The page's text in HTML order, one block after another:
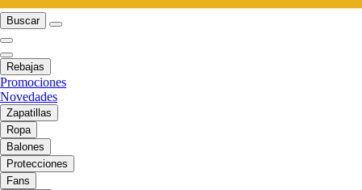
Buscar
Rebajas
Promociones
Novedades
Zapatillas
Ropa
Balones
Protecciones
Fans